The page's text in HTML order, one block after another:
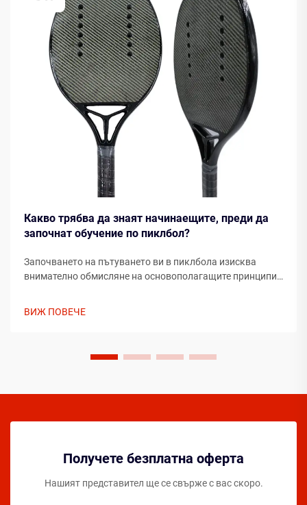
Какво трябва да знаят начинаещите, преди да
започнат обучение по пиклбол?
Започването на пътуването ви в пиклбола изисква
внимателно обмисляне на основополагащите принципи,
ВИЖ ПОВЕЧЕ
Получете безплатна оферта
Нашият представител ще се свърже с вас скоро.